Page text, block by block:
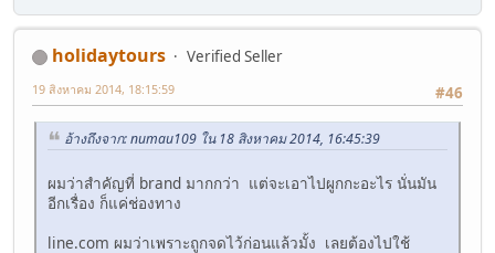
holidaytours
Verified Seller
#46
19 สิงหาคม 2014, 18:15:59
อ้างถึงจาก: numau109 ใน 18 สิงหาคม 2014, 16:45:39
ผมว่าสำคัญที่ brand มากกว่า แต่จะเอาไปผูกกะอะไร นั่นมัน
อีกเรื่อง ก็แค่ช่องทาง
line.com ผมว่าเพราะถูกจดไว้ก่อนแล้วมั้ง เลยต้องไปใช้